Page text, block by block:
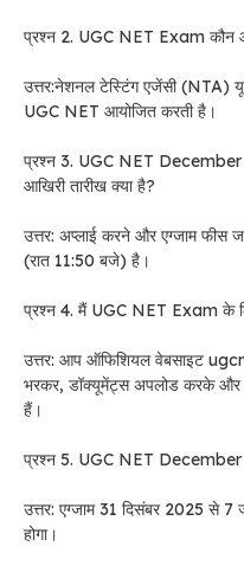
प्रश्न 2. UGC NET Exam कौन
उत्तर:नेशनल टेस्टिंग एजेंसी (NTA)
UGC NET आयोजित करती है।
प्रश्न 3. UGC NET
आखिरी तारीख क्या है?
उत्तर: अप्लाई करने और एग्जाम फीस
(रात 11:50 बजे) है।
प्रश्न 4. मैं UGC NET Exam के
उत्तर: आप ऑफिशियल वेबसाइट
भरकर, डॉक्यूमेंट्स अपलोड करके
हैं।
प्रश्न 5. UGC NET December
उत्तर: एग्जाम 31 दिसंबर 2025 से
होगा।